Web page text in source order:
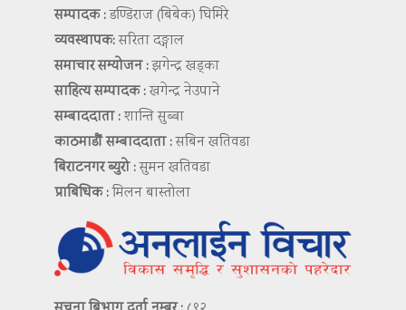
सम्पादक :डण्डिराज (बिबेक) घिमिरे
व्यवस्थापक:सरिता दङ्गाल
समाचार सम्योजन :झगेन्द्र खड्का
साहित्य सम्पादक :खगेन्द्र नेउपाने
सम्बाददाता :शान्ति सुब्बा
काठमाडौं सम्बाददाता :सबिन खतिवडा
बिराटनगर ब्युरो :सुमन खतिवडा
प्राबिधिक :मिलन बास्तोला